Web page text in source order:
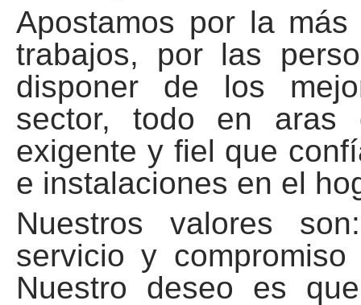
Apostamos por la
trabajos, por las
disponer de los
sector, todo en aras
exigente y fiel que
e instalaciones en el
Nuestros valores
servicio y
Nuestro deseo es